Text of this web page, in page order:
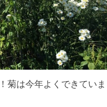
菊は今年よくできていま